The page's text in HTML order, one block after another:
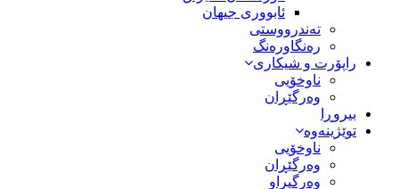
ئابووری جیهان
تەندرووستی
رەنگاورەنگ
راپۆرت و شیکاری
ناوخۆیی
وەرگێڕان
بیروڕا
توێژینەوە
ناوخۆیی
وەرگێڕان
وەرگیراو